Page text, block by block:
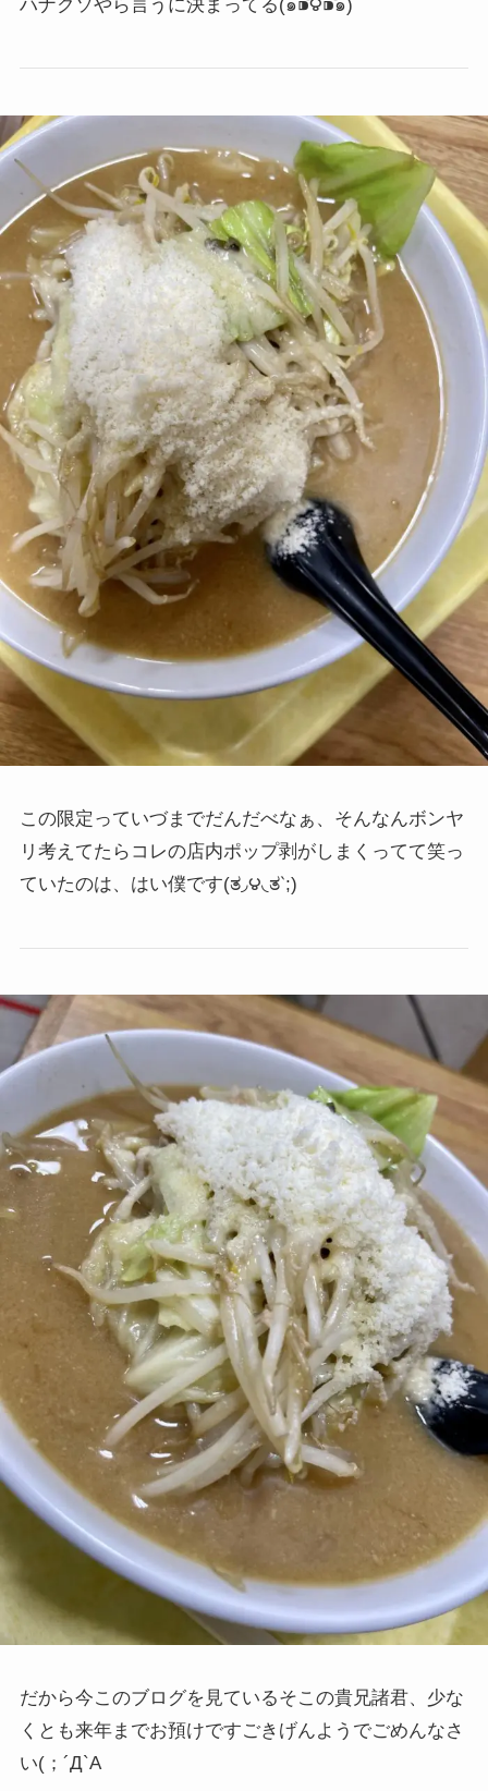
ハナクソやら言うに決まってる(๑⁍᷄౪⁍᷅๑)
この限定っていづまでだんだべなぁ、そんなんボンヤ
リ考えてたらコレの店内ポップ剥がしまくってて笑っ
ていたのは、はい僕です(ತ◞౪◟ತ‵;)
だから今このブログを見ているそこの貴兄諸君、少な
くとも来年までお預けですごきげんようでごめんなさ
い(；´Д`A